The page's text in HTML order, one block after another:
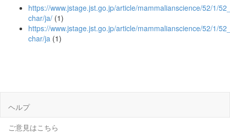
https://www.jstage.jst.go.jp/article/mammalianscience/52/1/
char/ja/ (1)
https://www.jstage.jst.go.jp/article/mammalianscience/52/1/
char/ja (1)
ヘルプ
ご意見はこちら